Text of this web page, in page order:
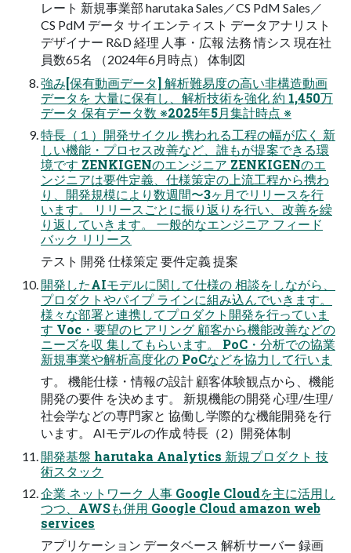
レート 新規事業部 harutaka Sales／CS PdM Sales／
CS PdM データ サイエンティスト データアナリスト
デザイナー R&D 経理 人事・広報 法務 情シス 現在社
員数65名 （2024年6月時点） 体制図
強み[保有動画データ] 解析難易度の高い非構造動画
データを 大量に保有し、解析技術を強化 約 1,450万
データ 保有データ数 ※2025年5月集計時点 ※
特長（１）開発サイクル 携われる工程の幅が広く 新
しい機能・プロセス改善など、誰もが提案できる環
境です ZENKIGENのエンジニア ZENKIGENのエ
ンジニアは要件定義、仕様策定の上流工程から携わ
り、開発規模により数週間〜3ヶ月でリリースを行
います。 リリースごとに振り返りを行い、改善を繰
り返していきます。 一般的なエンジニア フィード
バック リリース
テスト 開発 仕様策定 要件定義 提案
開発したAIモデルに関して仕様の 相談をしながら、
プロダクトやパイプ ラインに組み込んでいきます。
様々な部署と連携してプロダクト開発を行っていま
す Voc・要望のヒアリング 顧客から機能改善などの
ニーズを収 集してもらいます。 PoC・分析での協業
新規事業や解析高度化の PoCなどを協力して行いま
す。 機能仕様・情報の設計 顧客体験観点から、機能
開発の要件 を決めます。 新規機能の開発 心理/生理/
社会学などの専門家と 協働し学際的な機能開発を行
います。 AIモデルの作成 特長（2）開発体制
開発基盤 harutaka Analytics 新規プロダクト 技
術スタック
企業 ネットワーク 人事 Google Cloudを主に活用し
つつ、AWSも併用 Google Cloud amazon web
services
アプリケーション データベース 解析サーバー 録画